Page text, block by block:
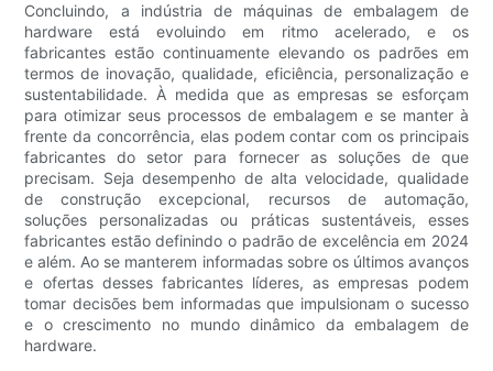
Concluindo, a indústria de máquinas de embalagem de
hardware está evoluindo em ritmo acelerado, e os
fabricantes estão continuamente elevando os padrões em
termos de inovação, qualidade, eficiência, personalização e
sustentabilidade. À medida que as empresas se esforçam
para otimizar seus processos de embalagem e se manter à
frente da concorrência, elas podem contar com os principais
fabricantes do setor para fornecer as soluções de que
precisam. Seja desempenho de alta velocidade, qualidade
de construção excepcional, recursos de automação,
soluções personalizadas ou práticas sustentáveis, esses
fabricantes estão definindo o padrão de excelência em 2024
e além. Ao se manterem informadas sobre os últimos avanços
e ofertas desses fabricantes líderes, as empresas podem
tomar decisões bem informadas que impulsionam o sucesso
e o crescimento no mundo dinâmico da embalagem de
hardware.